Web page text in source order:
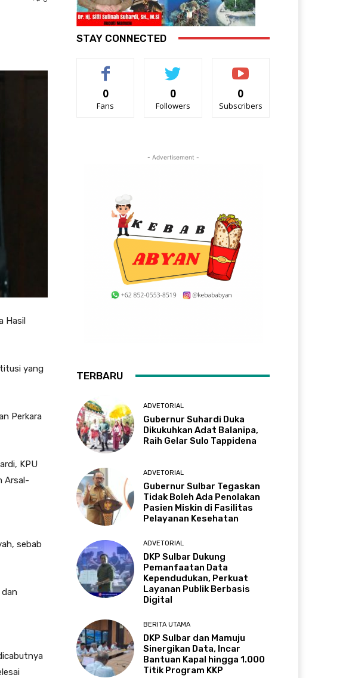
Hasil
yang
Perkara
KPU
Arsal-
sebab
dan
STAY CONNECTED
0
Fans
0
Followers
0
Subscribers
- Advertisement -
TERBARU
ADVETORIAL
Gubernur Suhardi Duka
Dikukuhkan Adat Balanipa,
Raih Gelar Sulo Tappidena
ADVETORIAL
Gubernur Sulbar Tegaskan
Tidak Boleh Ada Penolakan
Pasien Miskin di Fasilitas
Pelayanan Kesehatan
ADVETORIAL
DKP Sulbar Dukung
Pemanfaatan Data
Kependudukan, Perkuat
Layanan Publik Berbasis
Digital
BERITA UTAMA
DKP Sulbar dan Mamuju
Sinergikan Data, Incar
Bantuan Kapal hingga 1.000
Titik Program KKP